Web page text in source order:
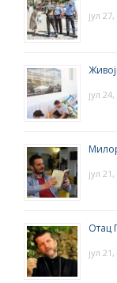
јул
јул
јул
Отац
јул